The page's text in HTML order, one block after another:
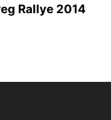
Rallye 2014